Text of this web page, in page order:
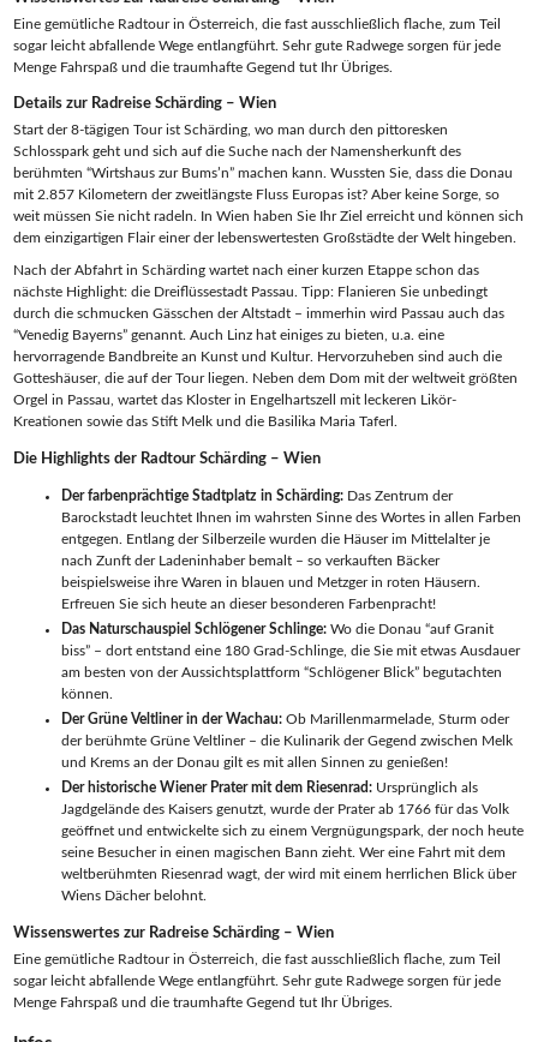
Eine gemütliche Radtour in Österreich, die fast ausschließlich flache, zum Teil
sogar leicht abfallende Wege entlangführt. Sehr gute Radwege sorgen für jede
Menge Fahrspaß und die traumhafte Gegend tut Ihr Übriges.
Details zur Radreise Schärding – Wien
Start der 8-tägigen Tour ist Schärding, wo man durch den pittoresken
Schlosspark geht und sich auf die Suche nach der Namensherkunft des
berühmten “Wirtshaus zur Bums’n” machen kann. Wussten Sie, dass die Donau
mit 2.857 Kilometern der zweitlängste Fluss Europas ist? Aber keine Sorge, so
weit müssen Sie nicht radeln. In Wien haben Sie Ihr Ziel erreicht und können sich
dem einzigartigen Flair einer der lebenswertesten Großstädte der Welt hingeben.
Nach der Abfahrt in Schärding wartet nach einer kurzen Etappe schon das
nächste Highlight: die Dreiflüssestadt Passau. Tipp: Flanieren Sie unbedingt
durch die schmucken Gässchen der Altstadt – immerhin wird Passau auch das
“Venedig Bayerns” genannt. Auch Linz hat einiges zu bieten, u.a. eine
hervorragende Bandbreite an Kunst und Kultur. Hervorzuheben sind auch die
Gotteshäuser, die auf der Tour liegen. Neben dem Dom mit der weltweit größten
Orgel in Passau, wartet das Kloster in Engelhartszell mit leckeren Likör-
Kreationen sowie das Stift Melk und die Basilika Maria Taferl.
Die Highlights der Radtour Schärding – Wien
Der farbenprächtige Stadtplatz in Schärding: Das Zentrum der
Barockstadt leuchtet Ihnen im wahrsten Sinne des Wortes in allen Farben
entgegen. Entlang der Silberzeile wurden die Häuser im Mittelalter je
nach Zunft der Ladeninhaber bemalt – so verkauften Bäcker
beispielsweise ihre Waren in blauen und Metzger in roten Häusern.
Erfreuen Sie sich heute an dieser besonderen Farbenpracht!
Das Naturschauspiel Schlögener Schlinge: Wo die Donau “auf Granit
biss” – dort entstand eine 180 Grad-Schlinge, die Sie mit etwas Ausdauer
am besten von der Aussichtsplattform “Schlögener Blick” begutachten
können.
Der Grüne Veltliner in der Wachau:Ob Marillenmarmelade, Sturm oder
der berühmte Grüne Veltliner – die Kulinarik der Gegend zwischen Melk
und Krems an der Donau gilt es mit allen Sinnen zu genießen!
Der historische Wiener Prater mit dem Riesenrad: Ursprünglich als
Jagdgelände des Kaisers genutzt, wurde der Prater ab 1766 für das Volk
geöffnet und entwickelte sich zu einem Vergnügungspark, der noch heute
seine Besucher in einen magischen Bann zieht. Wer eine Fahrt mit dem
weltberühmten Riesenrad wagt, der wird mit einem herrlichen Blick über
Wiens Dächer belohnt.
Wissenswertes zur Radreise Schärding – Wien
Eine gemütliche Radtour in Österreich, die fast ausschließlich flache, zum Teil
sogar leicht abfallende Wege entlangführt. Sehr gute Radwege sorgen für jede
Menge Fahrspaß und die traumhafte Gegend tut Ihr Übriges.